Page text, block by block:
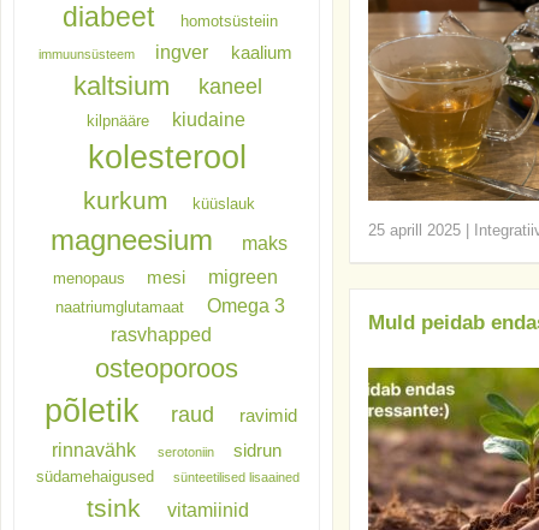
25 aprill 2025
Muld peidab
diabeet homotsüsteiin
immuunsüsteem ingver kaalium
kaltsium kaneel
kilpnääre kiudaine
kolesterool
kurkum küüslauk
magneesium maks
menopaus mesi migreen
naatriumglutamaat
Omega 3
rasvhapped
osteoporoos
põletik raud ravimid
rinnavähk serotoniin sidrun
südamehaigused sünteetilised lisaained
tsink vitamiinid